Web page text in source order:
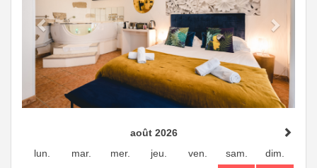
août 2026
lun.
mar. mer. jeu. ven. sam.
dim.